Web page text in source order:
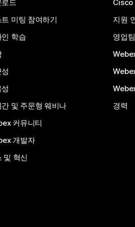
드
미팅 참여하기
인 학습
간 및 주문형 웨비나
커뮤니티
개발자
및 혁신
Cisco
지원
영업
경력